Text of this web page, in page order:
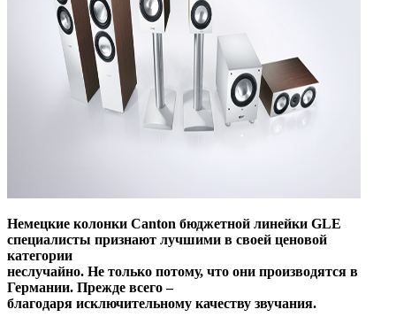
Немецкие колонки Canton бюджетной линейки GLE
специалисты признают лучшими в своей ценовой
категории
неслучайно. Не только потому, что они производятся в
Германии. Прежде всего –
благодаря исключительному качеству звучания.